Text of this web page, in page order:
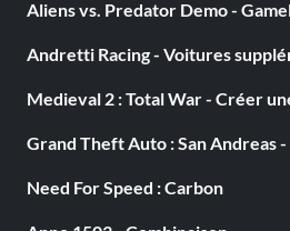
Aliens vs. Predator Demo -
Andretti Racing - Voitures
Medieval 2 : Total War - Créer
Grand Theft Auto : San Andreas
Need For Speed : Carbon